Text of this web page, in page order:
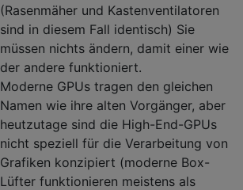
(Rasenmäher und Kastenventilatoren
sind in diesem Fall identisch) Sie
müssen nichts ändern, damit einer wie
der andere funktioniert.
Moderne GPUs tragen den gleichen
Namen wie ihre alten Vorgänger, aber
heutzutage sind die High-End-GPUs
nicht speziell für die Verarbeitung von
Grafiken konzipiert (moderne Box-
Lüfter funktionieren meistens als